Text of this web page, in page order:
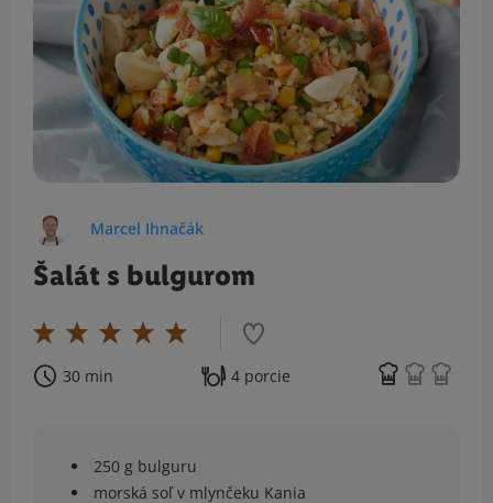
Marcel Ihnačák
Šalát s bulgurom
30 min 4 porcie
250 g bulguru
morská soľ v mlynčeku Kania